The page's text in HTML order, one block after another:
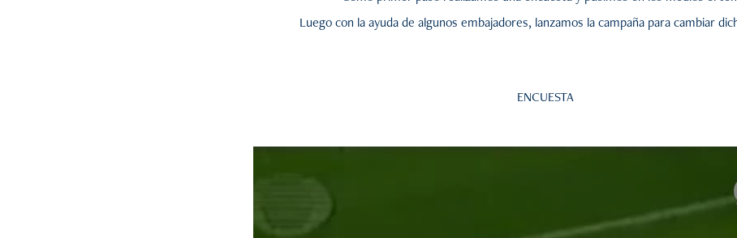
Luego con la ayuda de algunos embajadores, lanzamos la campaña para cambiar
ENCUESTA